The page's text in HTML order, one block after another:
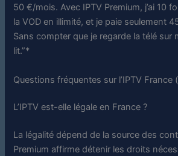
50 €/mois. Avec IPTV Premium, j’ai 10
la VOD en illimité, et je paie seulement
Sans compter que je regarde la télé sur
lit.”*
Questions fréquentes sur l’IPTV France
L’IPTV est-elle légale en France ?
La légalité dépend de la source des
Premium affirme détenir les droits